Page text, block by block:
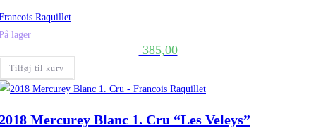
Raquillet
lager
385,00
Tilføj til kurv
Mercurey Blanc 1. Cru “Les Veleys”